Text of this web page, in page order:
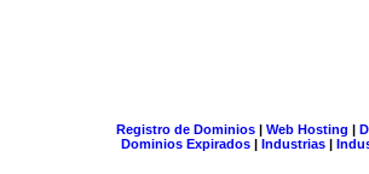
Registro de Dominios| Web Hosting |
Dominios Expirados | Industrias |